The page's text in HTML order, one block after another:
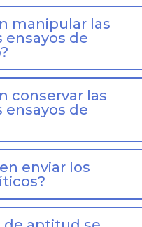
manipular las
ensayos de
conservar las
ensayos de
enviar los